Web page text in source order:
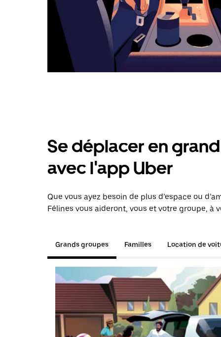
Se déplacer en
avec l'app Uber
Que vous ayez besoin de plus d’espace ou
Félines vous aideront, vous et votre groupe, à
Grands groupes Familles Location de